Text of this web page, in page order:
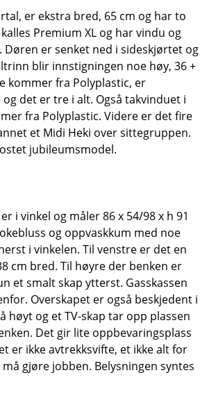
er ekstra bred, 65 cm og har to
Premium XL og har vindu og
Døren er senket ned i sideskjørtet og
blir innstigningen noe høy, 36 +
kommer fra Polyplastic, er
det er tre i alt. Også takvinduet i
fra Polyplastic. Videre er det fire
et Midi Heki over sittegruppen.
jubileumsmodel.
i vinkel og måler 86 x 54/98 x h 91
og oppvaskkum med noe
i vinkelen. Til venstre er det en
cm bred. Til høyre der benken er
et smalt skap ytterst. Gasskassen
Overskapet er også beskjedent i
høyt og et TV-skap tar opp plassen
Det gir lite oppbevaringsplass
er ikke avtrekksvifte, et ikke alt for
gjøre jobben. Belysningen syntes